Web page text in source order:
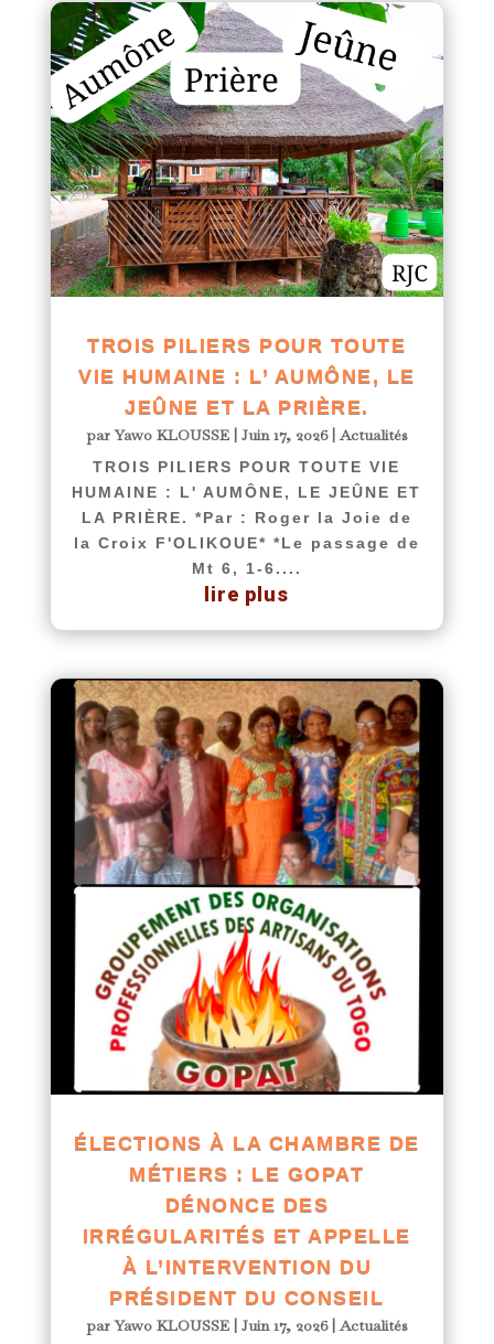
TROIS PILIERS POUR TOUTE
VIE HUMAINE : L’ AUMÔNE, LE
JEÛNE ET LA PRIÈRE.
parYawo KLOUSSE| Juin 17, 2026|Actualités
TROIS PILIERS POUR TOUTE VIE
HUMAINE : L' AUMÔNE, LE JEÛNE ET
LA PRIÈRE. *Par : Roger la Joie de
la Croix F'OLIKOUE* *Le passage de
Mt 6, 1-6....
lire plus
ÉLECTIONS À LA CHAMBRE DE
MÉTIERS : LE GOPAT
DÉNONCE DES
IRRÉGULARITÉS ET APPELLE
À L’INTERVENTION DU
PRÉSIDENT DU CONSEIL
parYawo KLOUSSE| Juin 17, 2026|Actualités